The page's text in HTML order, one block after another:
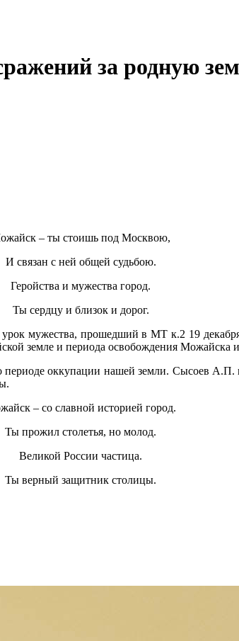
за родную
– ты стоишь под Москвою,
И связан с ней общей судьбою.
Геройства и мужества город.
Ты сердцу и близок и дорог.
мужества, прошедший в МТ к.2 19
земле и периода освобождения Можайска
оккупации нашей земли. Сысоев А.П.
– со славной историей город.
Ты прожил столетья, но молод.
Великой России частица.
Ты верный защитник столицы.